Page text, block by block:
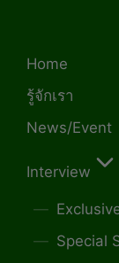
Home
รู้จักเรา
News/Event
Interview
Special